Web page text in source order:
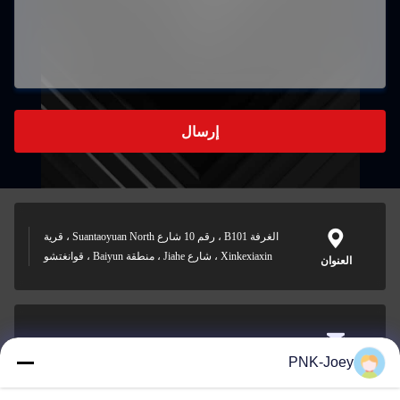
إرسال
العنوان
الغرفة B101 ، رقم 10 شارع Suantaoyuan North ، قرية
Xinkexiaxin ، شارع Jiahe ، منطقة Baiyun ، قوانغتشو
البريد
xianzhihao@gzxingchao.infoPNK-Joey